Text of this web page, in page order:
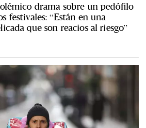
drama sobre un pedófilo
festivales: “Están en una
que son reacios al riesgo”